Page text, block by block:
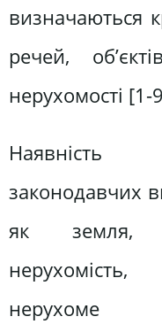
визначаються
речей,
нерухомості [1-
Наявність
законодавчих
як земля,
нерухомість,
нерухоме